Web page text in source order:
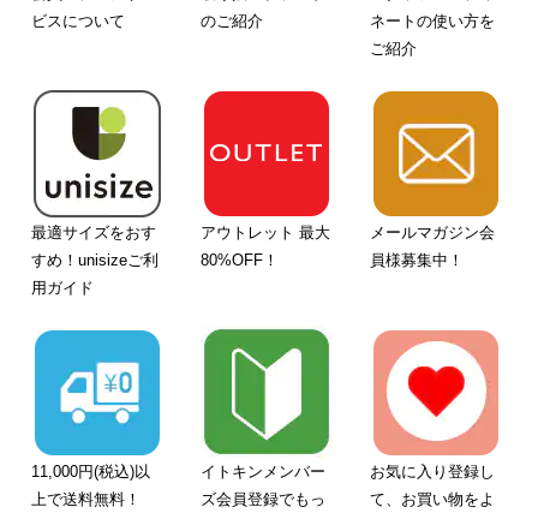
ビスについて
のご紹介
ネートの使い方を
ご紹介
最適サイズをおす
すめ！unisizeご利
用ガイド
アウトレット 最大
80%OFF！
メールマガジン会
員様募集中！
11,000円(税込)以
上で送料無料！
イトキンメンバー
ズ会員登録でもっ
お気に入り登録し
て、お買い物をよ